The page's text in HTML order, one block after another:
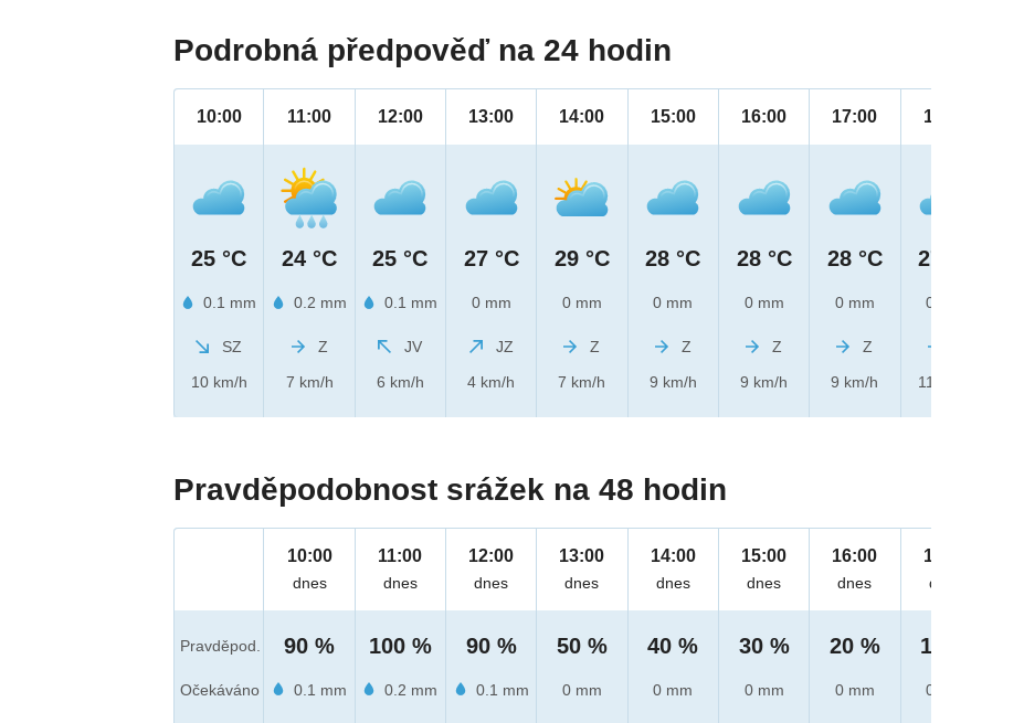
Podrobná předpověď na 24 hodin
10:00
25 °C
0.1 mm
SZ
10 km/h
11:00
24 °C
0.2 mm
Z
7 km/h
12:00
25 °C
0.1 mm
JV
6 km/h
13:00
27 °C
0 mm
JZ
4 km/h
14:00
29 °C
0 mm
Z
7 km/h
15:00
28 °C
0 mm
Z
9 km/h
16:00
28 °C
0 mm
Z
9 km/h
17:00
28 °C
0 mm
Z
9 km/h
18:00
27 °C
0 mm
11 km/h
Pravděpodobnost srážek na 48 hodin
Pravděpod.
Očekáváno
10:00
dnes
90 %
0.1 mm
11:00
dnes
100 %
0.2 mm
12:00
dnes
90 %
0.1 mm
13:00
dnes
50 %
0 mm
14:00
dnes
40 %
0 mm
15:00
dnes
30 %
0 mm
16:00
dnes
20 %
0 mm
17:00
dnes
10 %
0 mm